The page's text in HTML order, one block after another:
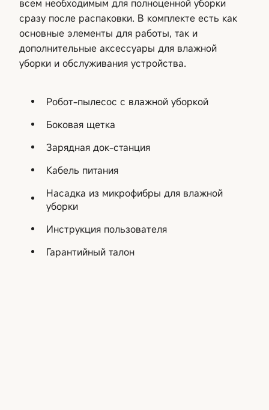
всем необходимым для полноценной уборки
сразу после распаковки. В комплекте есть как
основные элементы для работы, так и
дополнительные аксессуары для влажной
уборки и обслуживания устройства.
Робот-пылесос с влажной уборкой
Боковая щетка
Зарядная док-станция
Кабель питания
Насадка из микрофибры для влажной
уборки
Инструкция пользователя
Гарантийный талон